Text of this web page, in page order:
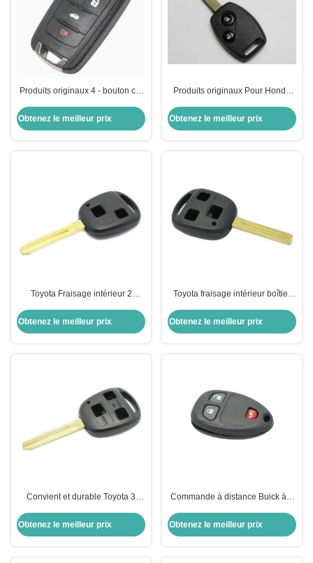
Produits originaux 4 - bouton clé
Avec puce ID46 Pour Chevrolet
Obtenez le meilleur prix
Produits originaux Pour Honda
315MHZ 433MHZ Avec puce
Obtenez le meilleur prix
Toyota Fraisage intérieur 2
clé coque originale en gros
Obtenez le meilleur prix
Toyota fraisage intérieur boîtier
Durable et durable
Obtenez le meilleur prix
Convient et durable Toyota 3
poignée en plastique noir
Obtenez le meilleur prix
Commande à distance Buick à 3
de clé
Obtenez le meilleur prix